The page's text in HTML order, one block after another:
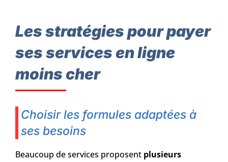
Les stratégies pour payer
ses services en ligne
moins cher
Choisir les formules adaptées à
ses besoins
Beaucoup de services proposent plusieurs